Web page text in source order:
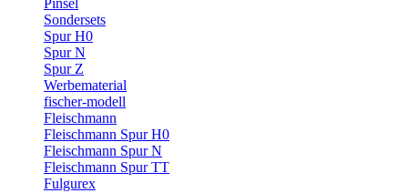
Pinsel
Sondersets
Spur H0
Spur N
Spur Z
Werbematerial
fischer-modell
Fleischmann
Fleischmann Spur H0
Fleischmann Spur N
Fleischmann Spur TT
Fulgurex